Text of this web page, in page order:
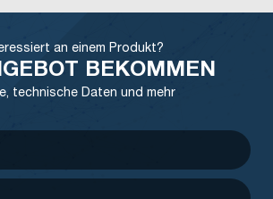
an einem Produkt?
BEKOMMEN
technische Daten und mehr